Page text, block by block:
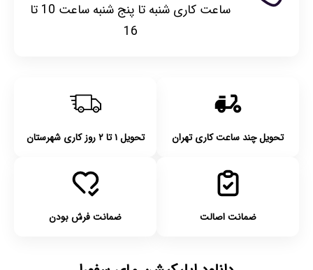
ساعت کاری شنبه تا پنج شنبه ساعت 10 تا
16
تحویل چند ساعت کاری تهران تحویل ۱ تا ۲ روز کاری شهرستان
ضمانت اصالت ضمانت فرش بودن